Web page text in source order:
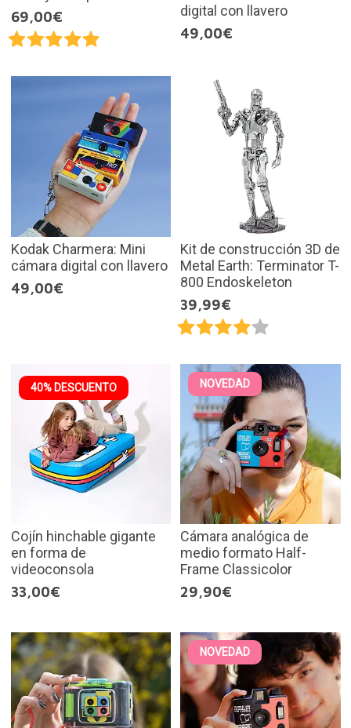
69,00€
digital con llavero
49,00€
Kodak Charmera: Mini
cámara digital con llavero
49,00€
Kit de construcción 3D de
Metal Earth: Terminator T-
800 Endoskeleton
39,99€
40% DESCUENTO
Cojín hinchable gigante
en forma de
videoconsola
33,00€
NOVEDAD
Cámara analógica de
medio formato Half-
Frame Classicolor
29,90€
NOVEDAD